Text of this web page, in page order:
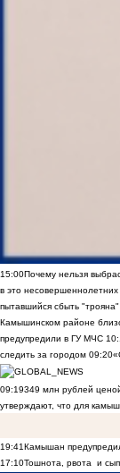
15:00Почему нельзя
в это несовершеннолетних
пытавшийся сбыть "трояна"
Камышинском районе
предупредили в ГУ МЧС
следить за городом 09:20
09:19349 млн рублей
утверждают, что для
19:41Камышан
17:10Тошнота, рвота и